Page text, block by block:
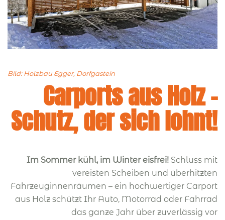
Bild: Holzbau Egger, Dorfgastein
Carports aus Holz –
Schutz, der sich lohnt!
Im Sommer kühl, im Winter eisfrei! Schluss mit
vereisten Scheiben und überhitzten
Fahrzeuginnenräumen – ein hochwertiger Carport
aus Holz schützt Ihr Auto, Motorrad oder Fahrrad
das ganze Jahr über zuverlässig vor